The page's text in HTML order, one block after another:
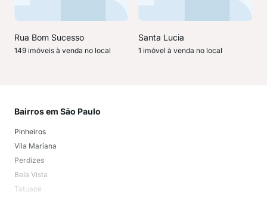
Rua Bom Sucesso
149 imóveis à venda no local
Santa Lucia
1 imóvel à venda no local
Bairros em São Paulo
Pinheiros
Vila Mariana
Perdizes
Bela Vista
Tatuapé